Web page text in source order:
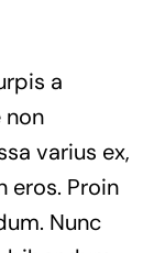
a
non
varius ex,
eros. Proin
Nunc